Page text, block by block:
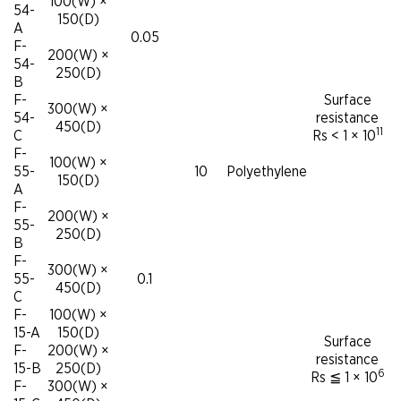
0.05
10 Polyethylene
Surface
resistance
Rs < 1 × 1011
54-
A
150(D)
F-
54-
B
200(W) ×
250(D)
F-
54-
C
300(W) ×
450(D)
F-
55-
A
100(W) ×
150(D)
0.1
F-
55-
B
200(W) ×
250(D)
F-
55-
C
300(W) ×
450(D)
F-
15-A
100(W) ×
150(D)
Surface
resistance
Rs ≦ 1 × 106
F-
15-B
200(W) ×
250(D)
F-
300(W) ×